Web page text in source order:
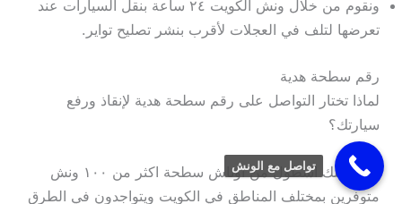
ونقوم من خلال ونش الكويت ٢٤ ساعة بنقل السيارات عند
تعرضها لتلف في العجلات لأقرب بنشر تصليح تواير.
رقم سطحة هدية
لماذا تختار التواصل على رقم سطحة هدية لإنقاذ ورفع
سيارتك؟
لأننا نمتلك اسطول من اوناش سطحة اكثر من ۱۰۰ ونش
متوفرين بمختلف المناطق في الكويت ويتواجدون في الطرق
تواصل مع الونش